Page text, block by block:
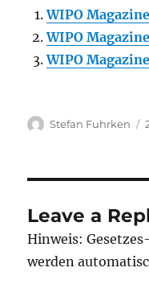
WIPO
WIPO
WIPO
Author
Stefan Fuhrken
Leave a
Hinweis:
werden